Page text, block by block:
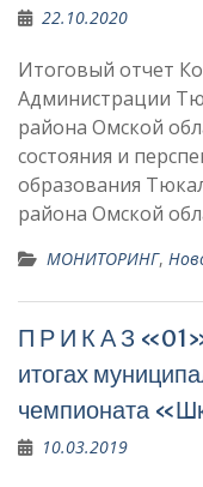
22.10.2020
Итоговый отчет
Администрации
района Омской
состояния и
образования
района Омской
МОНИТОРИНГ,
П Р И К А З
итогах
чемпионата
10.03.2019